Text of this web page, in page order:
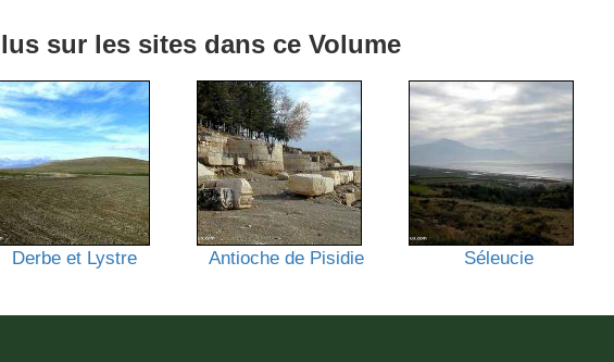
sur les sites dans ce Volume
Derbe et Lystre Antioche de Pisidie Séleucie